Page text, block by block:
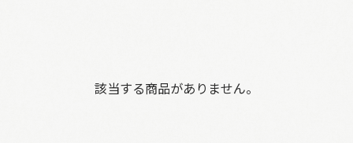
該当する商品がありません。